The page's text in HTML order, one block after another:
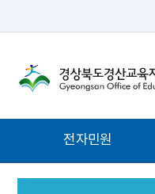
뉴
전자민원